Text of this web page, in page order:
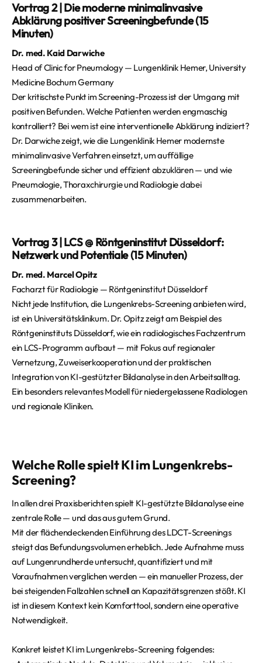
Vortrag 2 | Die moderne minimalinvasive
Abklärung positiver Screeningbefunde (15
Minuten)
Dr. med. Kaid Darwiche
Head of Clinic for Pneumology — Lungenklinik Hemer, University
Medicine Bochum Germany
Der kritischste Punkt im Screening-Prozess ist der Umgang mit
positiven Befunden. Welche Patienten werden engmaschig
kontrolliert? Bei wem ist eine interventionelle Abklärung indiziert?
Dr. Darwiche zeigt, wie die Lungenklinik Hemer modernste
minimalinvasive Verfahren einsetzt, um auffällige
Screeningbefunde sicher und effizient abzuklären — und wie
Pneumologie, Thoraxchirurgie und Radiologie dabei
zusammenarbeiten.
Vortrag 3 | LCS @ Röntgeninstitut Düsseldorf:
Netzwerk und Potentiale (15 Minuten)
Dr. med. Marcel Opitz
Facharzt für Radiologie — Röntgeninstitut Düsseldorf
Nicht jede Institution, die Lungenkrebs-Screening anbieten wird,
ist ein Universitätsklinikum. Dr. Opitz zeigt am Beispiel des
Röntgeninstituts Düsseldorf, wie ein radiologisches Fachzentrum
ein LCS-Programm aufbaut — mit Fokus auf regionaler
Vernetzung, Zuweiserkooperation und der praktischen
Integration von KI-gestützter Bildanalyse in den Arbeitsalltag.
Ein besonders relevantes Modell für niedergelassene Radiologen
und regionale Kliniken.
Welche Rolle spielt KI im Lungenkrebs-
Screening?
In allen drei Praxisberichten spielt KI-gestützte Bildanalyse eine
zentrale Rolle — und das aus gutem Grund.
Mit der flächendeckenden Einführung des LDCT-Screenings
steigt das Befundungsvolumen erheblich. Jede Aufnahme muss
auf Lungenrundherde untersucht, quantifiziert und mit
Voraufnahmen verglichen werden — ein manueller Prozess, der
bei steigenden Fallzahlen schnell an Kapazitätsgrenzen stößt. KI
ist in diesem Kontext kein Komforttool, sondern eine operative
Notwendigkeit.
Konkret leistet KI im Lungenkrebs-Screening folgendes: